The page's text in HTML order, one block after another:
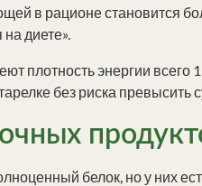
в рационе становится
диете».
плотность энергии всего
без риска превысить
белок, но у них